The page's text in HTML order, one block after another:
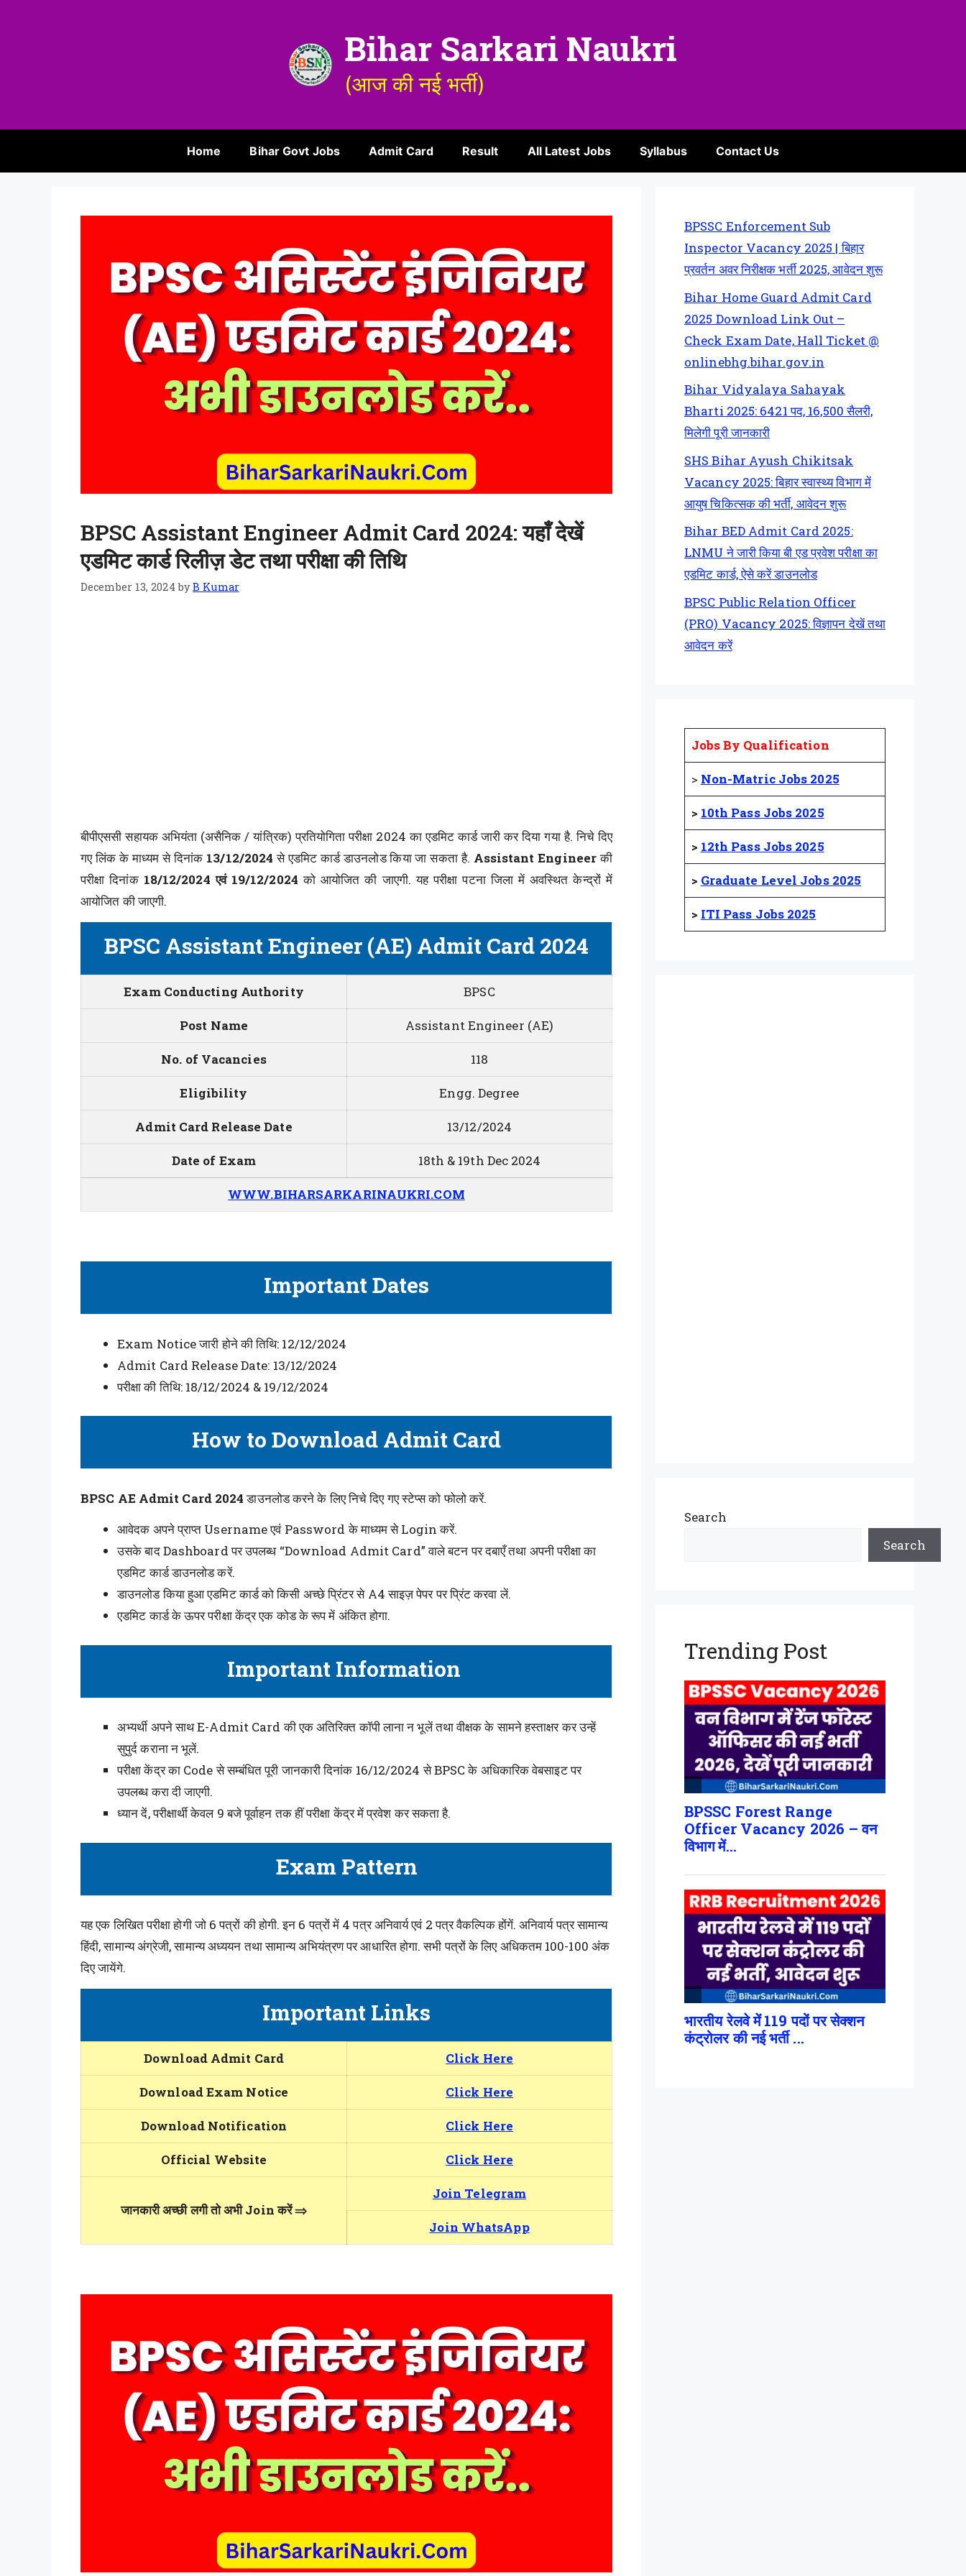
Bihar Sarkari Naukri
(आज की नई भर्ती)
Home Bihar Govt Jobs Admit Card Result All Latest Jobs Syllabus Contact Us
BPSC Assistant Engineer Admit Card 2024: यहाँ देखें
एडमिट कार्ड रिलीज़ डेट तथा परीक्षा की तिथि
December 13, 2024 byB Kumar
बीपीएससी सहायक अभियंता (असैनिक / यांत्रिक) प्रतियोगिता परीक्षा 2024 का एडमिट कार्ड जारी कर दिया गया है. निचे दिए
गए लिंक के माध्यम से दिनांक 13/12/2024 से एडमिट कार्ड डाउनलोड किया जा सकता है. Assistant Engineerकी
परीक्षा दिनांक 18/12/2024 एवं 19/12/2024 को आयोजित की जाएगी. यह परीक्षा पटना जिला में अवस्थित केन्द्रों में
आयोजित की जाएगी.
BPSC Assistant Engineer (AE) Admit Card 2024
Exam Conducting Authority BPSC
Post Name Assistant Engineer (AE)
No. of Vacancies 118
Eligibility Engg. Degree
Admit Card Release Date 13/12/2024
Date of Exam 18th & 19th Dec 2024
WWW.BIHARSARKARINAUKRI.COM
Important Dates
Exam Notice जारी होने की तिथि: 12/12/2024
Admit Card Release Date: 13/12/2024
परीक्षा की तिथि: 18/12/2024 & 19/12/2024
How to Download Admit Card
BPSC AE Admit Card 2024डाउनलोड करने के लिए निचे दिए गए स्टेप्स को फोलो करें.
आवेदक अपने प्राप्त Username एवं Password के माध्यम से Login करें.
उसके बाद Dashboard पर उपलब्ध “Download Admit Card” वाले बटन पर दबाएँ तथा अपनी परीक्षा का
एडमिट कार्ड डाउनलोड करें.
डाउनलोड किया हुआ एडमिट कार्ड को किसी अच्छे प्रिंटर से A4 साइज़ पेपर पर प्रिंट करवा लें.
एडमिट कार्ड के ऊपर परीक्षा केंद्र एक कोड के रूप में अंकित होगा.
Important Information
अभ्यर्थी अपने साथ E-Admit Card की एक अतिरिक्त कॉपी लाना न भूलें तथा वीक्षक के सामने हस्ताक्षर कर उन्हें
सुपुर्द कराना न भूलें.
परीक्षा केंद्र का Code से सम्बंधित पूरी जानकारी दिनांक 16/12/2024 से BPSC के अधिकारिक वेबसाइट पर
उपलब्ध करा दी जाएगी.
ध्यान दें, परीक्षार्थी केवल 9 बजे पूर्वाहन तक हीं परीक्षा केंद्र में प्रवेश कर सकता है.
Exam Pattern
यह एक लिखित परीक्षा होगी जो 6 पत्रों की होगी. इन 6 पत्रों में 4 पत्र अनिवार्य एवं 2 पत्र वैकल्पिक होंगें. अनिवार्य पत्र सामान्य
हिंदी, सामान्य अंग्रेजी, सामान्य अध्ययन तथा सामान्य अभियंत्रण पर आधारित होगा. सभी पत्रों के लिए अधिकतम 100-100 अंक
दिए जायेंगे.
Important Links
Download Admit Card Click Here
Download Exam Notice Click Here
Download Notification Click Here
Official Website Click Here
जानकारी अच्छी लगी तो अभी Join करें ⇒
Join Telegram
Join WhatsApp
BPSSC Enforcement Sub
Inspector Vacancy 2025 | बिहार
प्रवर्तन अवर निरीक्षक भर्ती 2025, आवेदन शुरू
Bihar Home Guard Admit Card
2025 Download Link Out –
Check Exam Date, Hall Ticket @
onlinebhg.bihar.gov.in
Bihar Vidyalaya Sahayak
Bharti 2025: 6421 पद, 16,500 सैलरी,
मिलेगी पूरी जानकारी
SHS Bihar Ayush Chikitsak
Vacancy 2025: बिहार स्वास्थ्य विभाग में
आयुष चिकित्सक की भर्ती, आवेदन शुरू
Bihar BED Admit Card 2025:
LNMU ने जारी किया बी एड प्रवेश परीक्षा का
एडमिट कार्ड, ऐसे करें डाउनलोड
BPSC Public Relation Officer
(PRO) Vacancy 2025: विज्ञापन देखें तथा
आवेदन करें
Jobs By Qualification
> Non-Matric Jobs 2025
> 10th Pass Jobs 2025
> 12th Pass Jobs 2025
> Graduate Level Jobs 2025
> ITI Pass Jobs 2025
Search
Search
Trending Post